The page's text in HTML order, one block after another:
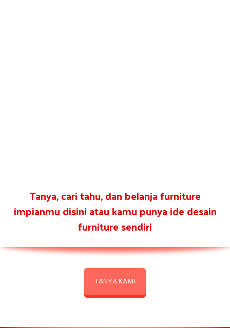
Tanya, cari tahu, dan belanja furniture
impianmu disini atau kamu punya ide desain
furniture sendiri
TANYA KAMI